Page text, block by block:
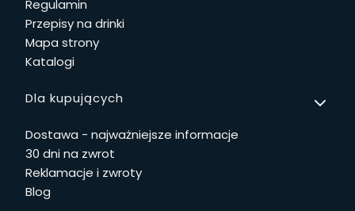
Regulamin
Przepisy na drinki
Mapa strony
Katalogi
Dla kupujących
Dostawa - najważniejsze informacje
30 dni na zwrot
Reklamacje i zwroty
Blog